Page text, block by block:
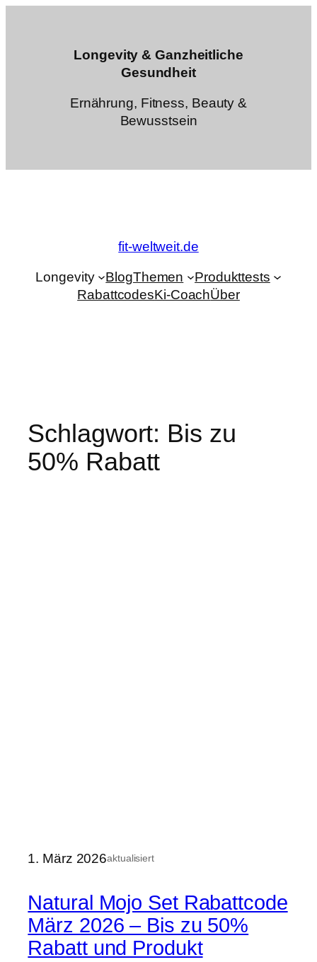
Longevity & Ganzheitliche
Gesundheit
Ernährung, Fitness, Beauty &
Bewusstsein
fit-weltweit.de
Longevity BlogThemen
Produkttests
RabattcodesKi-CoachÜber
Schlagwort: Bis zu
50% Rabatt
1. März 2026aktualisiert
Natural Mojo Set Rabattcode
März 2026 – Bis zu 50%
Rabatt und Produkt